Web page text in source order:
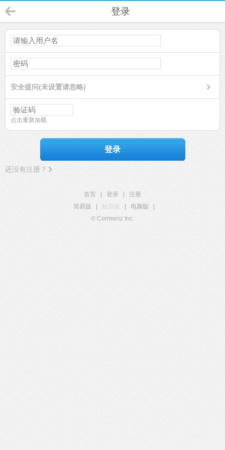
登录
安全提问(未设置请忽略)
点击重新加载
登录
还没有注册？
首页 登录
注册
简易版
触屏版 电脑版
© Comsenz Inc.